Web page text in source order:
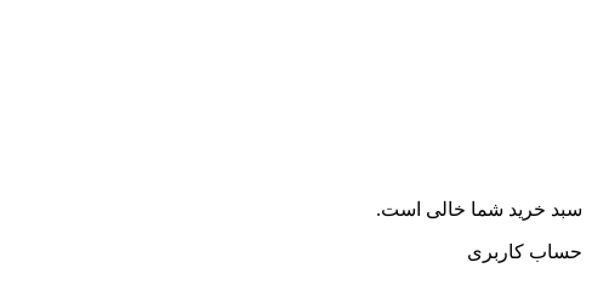
سبد خرید شما خالی است.
حساب کاربری